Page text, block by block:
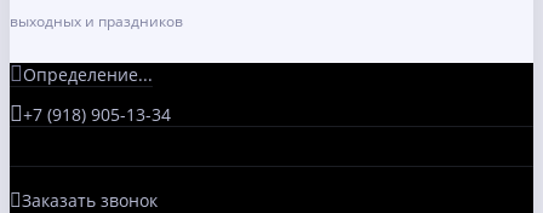
выходных и праздников
Определение...
+7 (918) 905-13-34
Заказать звонок